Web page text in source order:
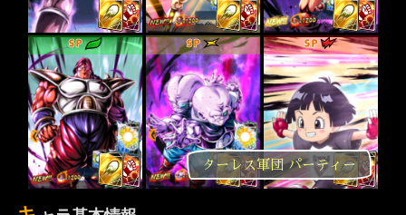
ターレス軍団 パーティー
SP SP SP